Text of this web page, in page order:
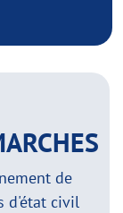
de
d'état civil